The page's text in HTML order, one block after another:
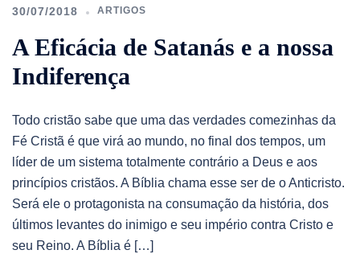
30/07/2018 ARTIGOS
A Eficácia de Satanás e a nossa
Indiferença
Todo cristão sabe que uma das verdades comezinhas da
Fé Cristã é que virá ao mundo, no final dos tempos, um
líder de um sistema totalmente contrário a Deus e aos
princípios cristãos. A Bíblia chama esse ser de o Anticristo.
Será ele o protagonista na consumação da história, dos
últimos levantes do inimigo e seu império contra Cristo e
seu Reino. A Bíblia é […]